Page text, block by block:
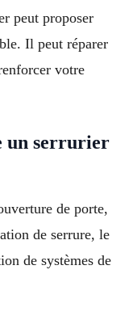
peut proposer
Il peut réparer
votre
un serrurier
de porte,
de serrure, le
de systèmes de